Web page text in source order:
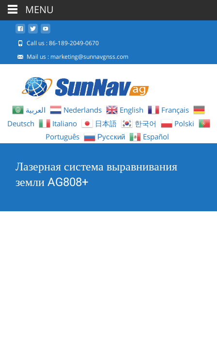
Call us : 86-189-2049-0670
Mail us : marketing@sunnavgnss.com
العربية Nederlands English
Français
Deutsch
Italiano 日本語 한국어
Polski
Português
Русский Español
Лазерная система выравнивания
земли AG808+
MENU